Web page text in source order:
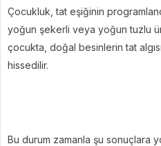
Çocukluk, tat eşiğinin
yoğun şekerli veya yoğun tuzlu
çocukta, doğal besinlerin tat
hissedilir.
Bu durum zamanla şu sonuçlara